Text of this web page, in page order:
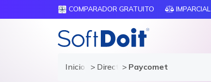
COMPARADOR GRATUITO IMPARCIAL
Inicio Directorio de proveedores
Paycomet